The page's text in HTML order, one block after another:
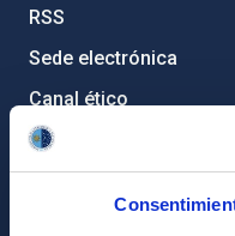
RSS
Sede electrónica
Canal ético
Condolencias
PostFooter >